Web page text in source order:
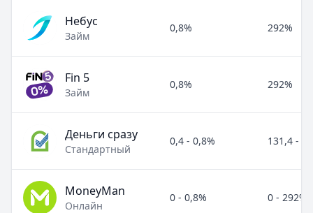
Небус
Займ
0,8% 292%
Fin 5
Займ
0,8% 292%
Деньги сразу
Стандартный
0,4 - 0,8% 131,4 -
MoneyMan
Онлайн
0 - 0,8% 0 - 292%